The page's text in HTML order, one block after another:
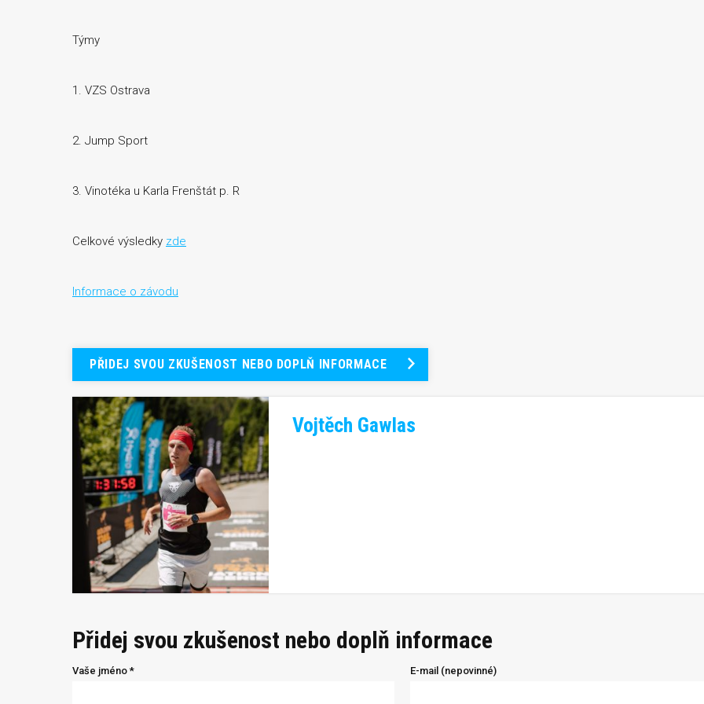
Týmy
1. VZS Ostrava
2. Jump Sport
3. Vinotéka u Karla Frenštát p. R
Celkové výsledky zde
Informace o závodu
PŘIDEJ SVOU ZKUŠENOST NEBO DOPLŇ INFORMACE
Vojtěch Gawlas
Přidej svou zkušenost nebo doplň informace
Vaše jméno * E-mail (nepovinné)